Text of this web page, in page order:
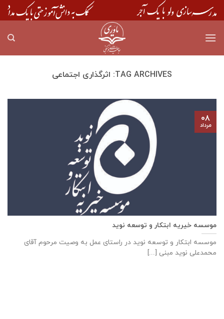
Skip
to
TAG ARCHIVES: اثرگذاری اجتماعی
موسسه خیریه ابتکار و توسعه نوید
موسسه ابتکار و توسعه نوید در راستای عمل به وصیت مرحوم آقای
محمدعلی نوید مبنی [...]
۰۸
مرداد